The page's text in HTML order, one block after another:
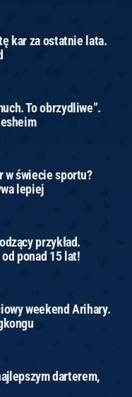
kar za ostatnie lata.
To obrzydliwe”.
w świecie sportu?
lepiej
przykład.
ponad 15 lat!
weekend Arihary.
darterem,